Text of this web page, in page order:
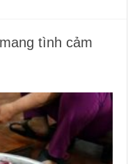
tình cảm